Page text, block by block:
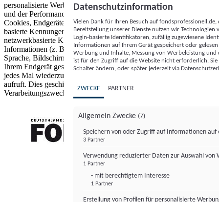
personalisierte Werbung und Inhalte, Messung von Werbeleistung
und der Performance von Inhalten sowie Zielgruppenforschung.
Cookies, Endgeräte- oder ähnliche Online-Kennungen (z. B. login-
basierte Kennungen, zufällig generierte Kennungen,
netzwerkbasierte Kennungen) können zusammen mit anderen
Informationen (z. B. Browsertyp und Browserinformationen,
Sprache, Bildschirmgröße, unterstützte Technologien usw.) auf
Ihrem Endgerät gespeichert oder von dort ausgelesen werden, um es
jedes Mal wiederzuerkennen, wenn es eine App oder einer Webseite
aufruft. Dies geschieht für einen oder mehrere der hier aufgeführten
Verarbeitungszwecke.
Datenschutzinformation
Vielen Dank für Ihren Besuch auf
Bereitstellung unserer Dienste nutzen wir Technologien
Login-basierte Identifikatoren, zufällig zugewiesene
Informationen auf Ihrem Gerät gespeichert oder
Werbung und Inhalte, Messung von Werbeleistung
ist für den Zugriff auf die Website nicht erforderlich.
Schalter ändern, oder später jederzeit via
ZWECKE PARTNER
Allgemein Zwecke (7)
Speichern von oder Zugriff auf Informationen auf
3 Partner
Verwendung reduzierter Daten zur Auswahl von
1 Partner
- mit berechtigtem Interesse
1 Partner
Erstellung von Profilen für personalisierte
FONDS professionell